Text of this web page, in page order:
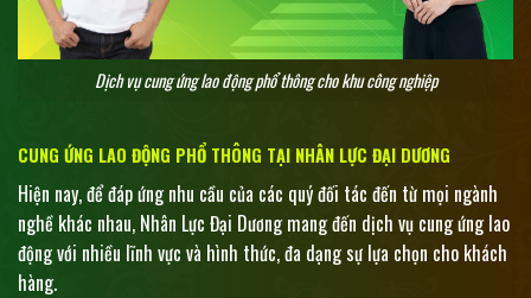
Dịch vụ cung ứng lao động phổ thông cho khu công nghiệp
CUNG ỨNG LAO ĐỘNG PHỔ THÔNG TẠI NHÂN LỰC ĐẠI DƯƠNG
Hiện nay, để đáp ứng nhu cầu của các quý đối tác đến từ mọi ngành
nghề khác nhau, Nhân Lực Đại Dương mang đến dịch vụ cung ứng lao
động với nhiều lĩnh vực và hình thức, đa dạng sự lựa chọn cho khách
hàng.